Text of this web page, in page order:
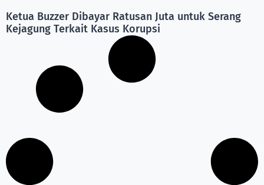
Ketua Buzzer Dibayar Ratusan Juta untuk Serang
Kejagung Terkait Kasus Korupsi